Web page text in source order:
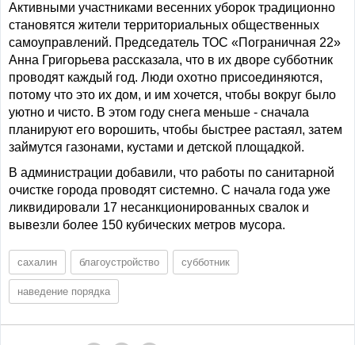
Активными участниками весенних уборок традиционно
становятся жители территориальных общественных
самоуправлений. Председатель ТОС «Пограничная 22»
Анна Григорьева рассказала, что в их дворе субботник
проводят каждый год. Люди охотно присоединяются,
потому что это их дом, и им хочется, чтобы вокруг было
уютно и чисто. В этом году снега меньше - сначала
планируют его ворошить, чтобы быстрее растаял, затем
займутся газонами, кустами и детской площадкой.
В администрации добавили, что работы по санитарной
очистке города проводят системно. С начала года уже
ликвидировали 17 несанкционированных свалок и
вывезли более 150 кубических метров мусора.
сахалин благоустройство субботник
наведение порядка